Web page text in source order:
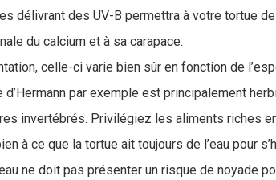
délivrant des UV-B permettra à votre tortue
du calcium et à sa carapace.
celle-ci varie bien sûr en fonction de
d’Hermann par exemple est principalement
invertébrés. Privilégiez les aliments riches
à ce que la tortue ait toujours de l’eau pour
ne doit pas présenter un risque de noyade